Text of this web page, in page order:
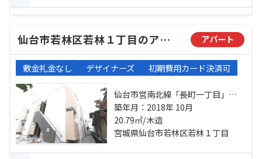
仙台市若林区若林１丁目のアパート アパート
敷金礼金なし デザイナーズ 初期費用カード決済可
仙台市営南北線「長町一丁目」
駅 徒歩10分 仙台市営南北線「河原
町」駅 徒歩11分 東北本線「長町」
駅 徒歩20分
築年月：2018年 10月
20.79㎡/木造
宮城県仙台市若林区若林１丁目